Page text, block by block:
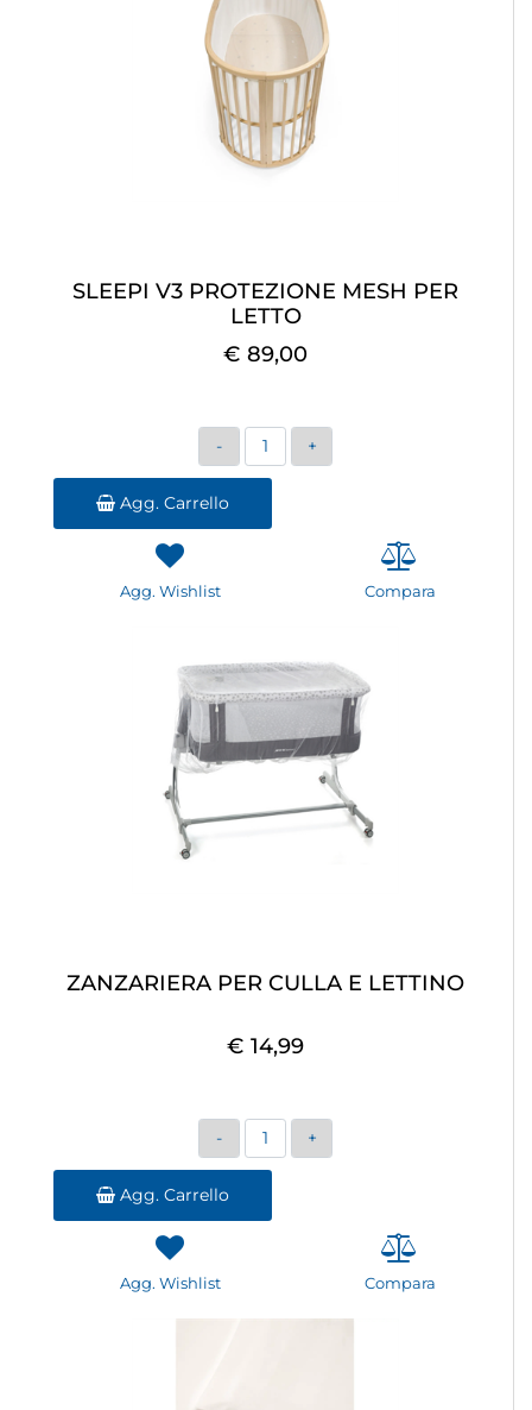
SLEEPI V3 PROTEZIONE MESH PER
LETTO
€ 89,00
Quantità
Agg. Carrello
Agg. Wishlist Compara
ZANZARIERA PER CULLA E LETTINO
€ 14,99
Quantità
Agg. Carrello
Agg. Wishlist Compara